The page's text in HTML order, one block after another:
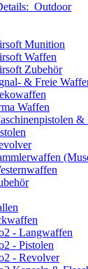
Outdoor
Munition
Waffen
Zubehör
& Freie
Waffen
&
- Langwaffen
- Pistolen
- Revolver